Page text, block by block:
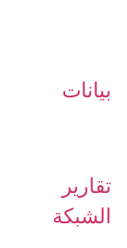
بيانات
تقارير
الشبكة